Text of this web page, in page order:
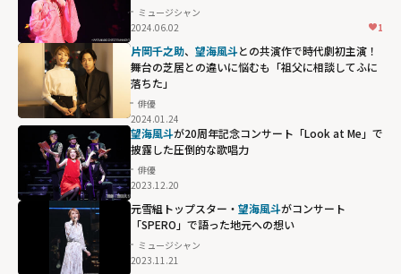
ミュージシャン
2024.06.02
1
片岡千之助、 望海風斗との共演作で時代劇初主演！
舞台の芝居との違いに悩むも「祖父に相談してふに
落ちた」
俳優
2024.01.24
望海風斗が20周年記念コンサート「Look at Me」で
披露した圧倒的な歌唱力
俳優
2023.12.20
元雪組トップスター・ 望海風斗がコンサート
「SPERO」で語った地元への想い
ミュージシャン
2023.11.21